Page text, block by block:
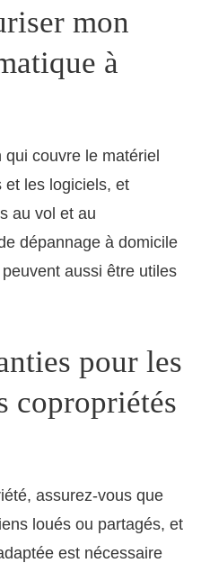
mon
à
couvre le matériel
et les logiciels, et
au vol et au
dépannage à domicile
aussi être utiles
pour les
copropriétés
assurez-vous que
loués ou partagés, et
est nécessaire